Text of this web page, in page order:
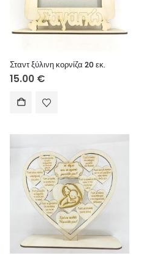
Σταντ ξύλινη κορνίζα 20 εκ.
15.00 €